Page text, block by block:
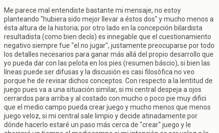
Me parece mal entendiste bastante mi mensaje, no estoy
planteando "hubiera sido mejor llevar a éstos dos" y mucho menos a
ésta altura de la historia; por otro lado en la concepción bilardista
resultadista (como bien decís) es innegable que el cuestionamiento
negativo siempre fue "el no jugar", justamente preocuparse por todo
los detalles necesarios para ganar más allá del propio desarrollo que
yo pueda dar con las pelota en los pies (resumen báscio), si bien las
líneas puede ser difusas y la discusión es casi filosófica no veo
porque he de revisar dichos conceptos. Con respecto a la lentitud de
juego pues va a una situación similar, si mi central despeja a ojos
cerrardos para arriba y al costado con mucho o poco pie muy difici
que el medio campo pueda crear juego y mucho menos que menos
juego veloz, si mi central sale limpio y decide atinadamente por
dónde hacerlo estaré un paso más cerca de "crear" juego y le